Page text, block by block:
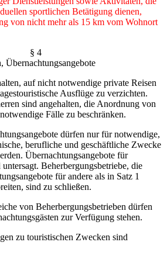
sportlichen Betätigung dienen,
von nicht mehr als 15 km vom Wohnort
§ 4
Übernachtungsangebote
auf nicht notwendige private Reisen
Ausflüge zu verzichten.
sind angehalten, die Anordnung von
Fälle zu beschränken.
dürfen nur für notwendige,
berufliche und geschäftliche Zwecke
Übernachtungs­angebote für
Beherbergungsbetriebe, die
für andere als in Satz 1
sind zu schließen.
von Beherbergungsbetrieben dürfen
zur Verfügung stehen.
zu touristischen Zwecken sind